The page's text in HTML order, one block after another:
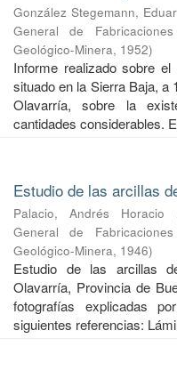
González Stegemann,
General de
Geológico-Minera, 1952)
Informe realizado sobre
situado en la Sierra Baja, a
Olavarría, sobre la
cantidades considerables.
Estudio de las arcillas
Palacio, Andrés Horacio
General de
Geológico-Minera, 1946)
Estudio de las arcillas
Olavarría, Provincia de
fotografías explicadas
siguientes referencias: